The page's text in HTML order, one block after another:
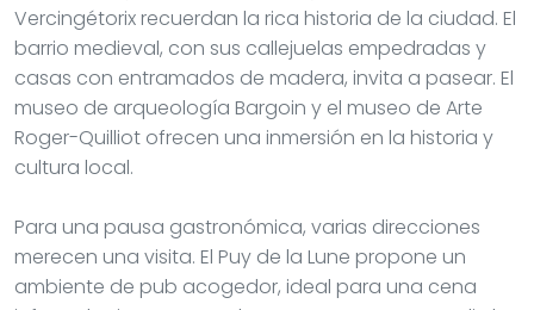
Vercingétorix recuerdan la rica historia de la ciudad. El
barrio medieval, con sus callejuelas empedradas y
casas con entramados de madera, invita a pasear. El
museo de arqueología Bargoin y el museo de Arte
Roger-Quilliot ofrecen una inmersión en la historia y
cultura local.
Para una pausa gastronómica, varias direcciones
merecen una visita. El Puy de la Lune propone un
ambiente de pub acogedor, ideal para una cena